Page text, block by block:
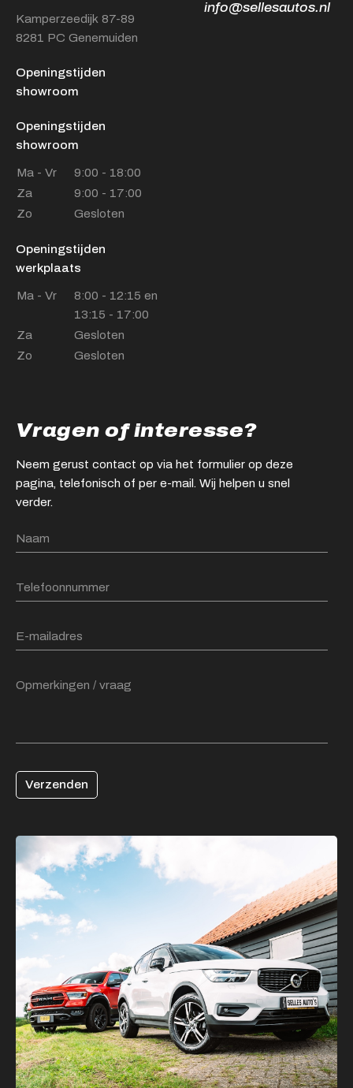
Kamperzeedijk 87-89
8281 PC Genemuiden
info@sellesautos.nl
Openingstijden
showroom
Openingstijden
showroom
Ma - Vr
9:00 - 18:00
Za
9:00 - 17:00
Zo
Gesloten
Openingstijden
werkplaats
Ma - Vr
8:00 - 12:15 en
13:15 - 17:00
Za
Gesloten
Zo
Gesloten
Vragen of interesse?
Neem gerust contact op via het formulier op deze
pagina, telefonisch of per e-mail. Wij helpen u snel
verder.
Verzenden